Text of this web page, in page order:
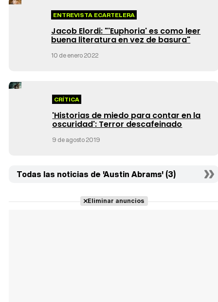
ENTREVISTA ECARTELERA
Jacob Elordi: "'Euphoria' es como leer
buena literatura en vez de basura"
10 de enero 2022
CRÍTICA
'Historias de miedo para contar en la
oscuridad': Terror descafeinado
9 de agosto 2019
Todas las noticias de 'Austin Abrams' (3)
Eliminar anuncios